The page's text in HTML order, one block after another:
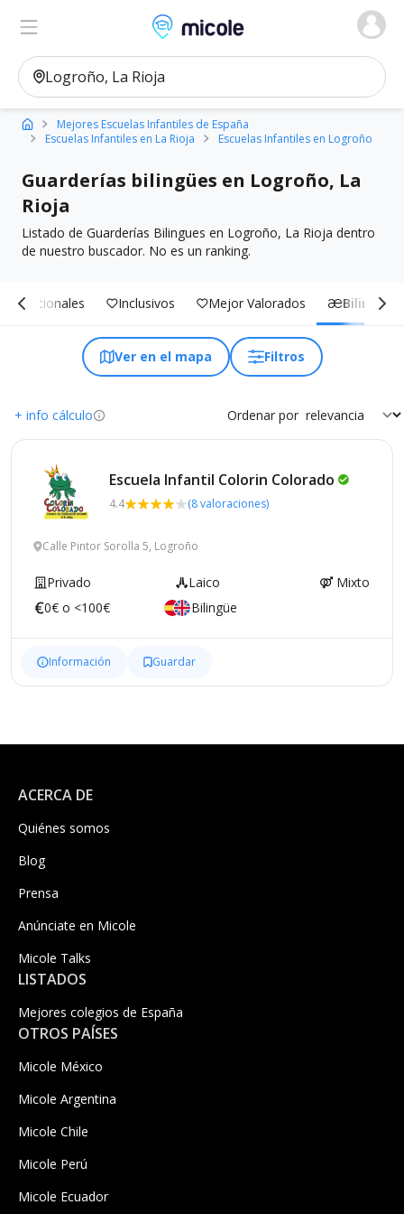
Micole, buscador de colegios
Ver en el mapa
Mejores Escuelas Infantiles de España
Escuelas Infantiles en La Rioja
Escuelas Infantiles en Logroño
Guarderías bilingües en Logroño, La
Rioja
Listado de Guarderías Bilingues en Logroño, La Rioja dentro
de nuestro buscador. No es un ranking.
Inclusivos Mejor Valorados Bilingües
Ver en el mapa Filtros
+ info cálculo Ordenar por
Escuela Infantil Colorin Colorado
4.4 (8 valoraciones)
Calle Pintor Sorolla 5, Logroño
Privado Laico
Mixto
0€ o <100€
Bilingüe
Información Guardar
ACERCA DE
Quiénes somos
Blog
Prensa
Anúnciate en Micole
Micole Talks
LISTADOS
Mejores colegios de España
OTROS PAÍSES
Micole México
Micole Argentina
Micole Chile
Micole Perú
Micole Ecuador